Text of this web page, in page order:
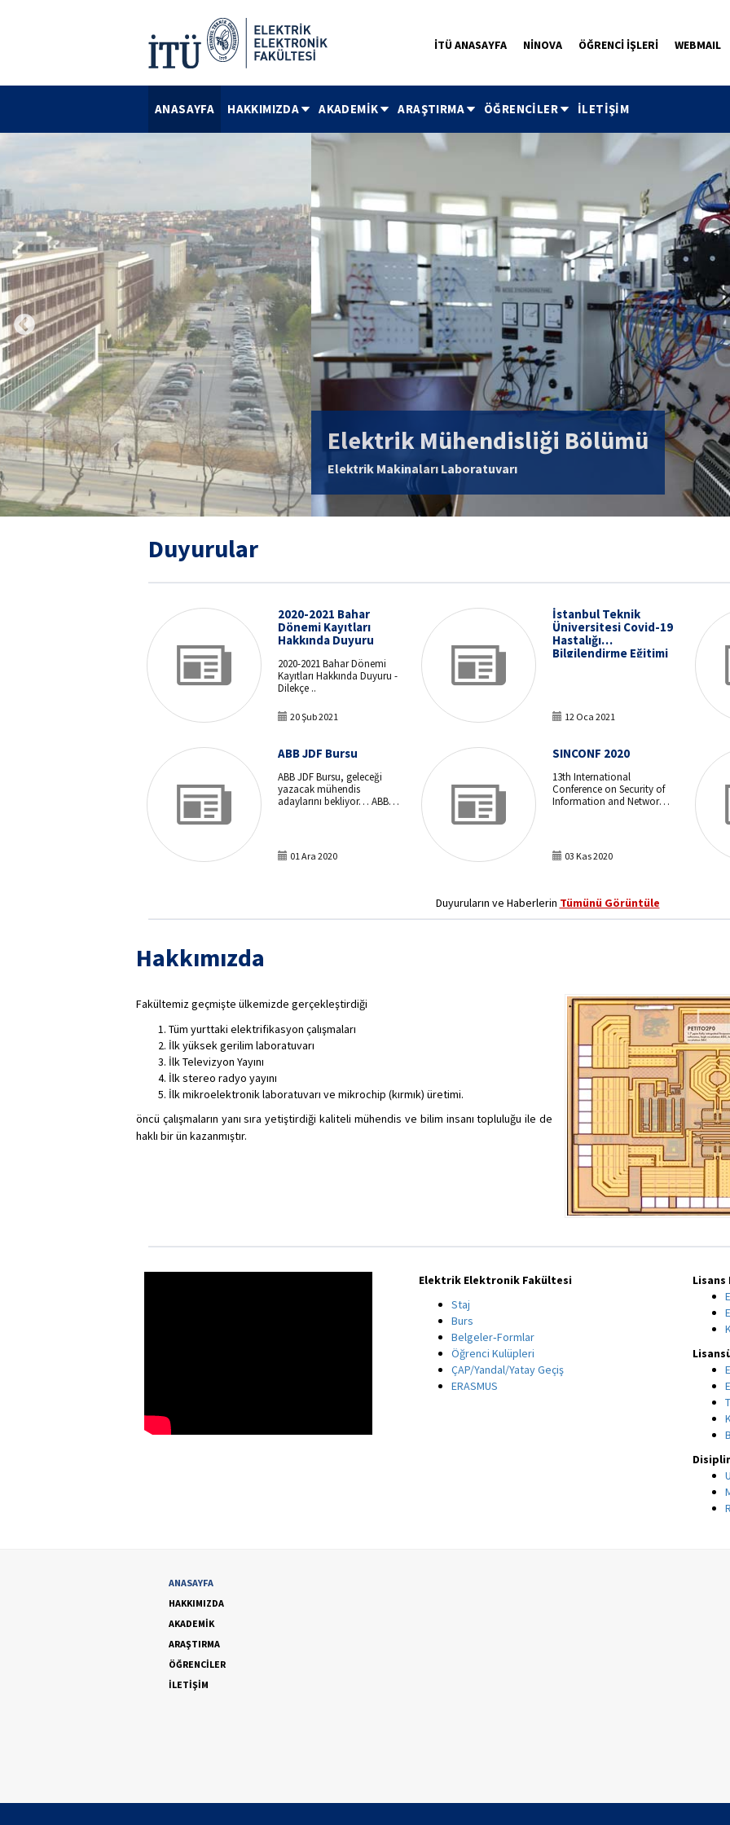
İTÜ ANASAYFA NİNOVA ÖĞRENCİ İŞLERİ WEBMAIL
ANASAYFA HAKKIMIZDA AKADEMİK ARAŞTIRMA ÖĞRENCİLER İLETİŞİM
Elektrik Mühendisliği Bölümü
Elektrik Makinaları Laboratuvarı
Duyurular
2020-2021 Bahar
Dönemi Kayıtları
Hakkında Duyuru
2020-2021 Bahar Dönemi
Kayıtları Hakkında Duyuru -
Dilekçe ..
20 Şub 2021
İstanbul Teknik
Üniversitesi Covid-19
Hastalığı
Bilgilendirme Eğitimi
12 Oca 2021
ABB JDF Bursu
ABB JDF Bursu, geleceği
yazacak mühendis
adaylarını bekliyor… ABB,
olanağı sağlıyor.
01 Ara 2020
SINCONF 2020
13th International
Conference on Security of
Information and Networks
03 Kas 2020
Duyuruların ve Haberlerin Tümünü Görüntüle
Hakkımızda
Fakültemiz geçmişte ülkemizde gerçekleştirdiği
Tüm yurttaki elektrifikasyon çalışmaları
İlk yüksek gerilim laboratuvarı
İlk Televizyon Yayını
İlk stereo radyo yayını
İlk mikroelektronik laboratuvarı ve mikro­chip (kırmık) üretimi.
öncü çalışmaların yanı sıra yetiştirdiği kaliteli mühendis ve bilim insanı topluluğu ile de
haklı bir ün kazanmıştır.
Elektrik Elektronik Fakültesi
Staj
Burs
Belgeler‑Formlar
Öğrenci Kulüpleri
ÇAP/Yandal/Yatay Geçiş
ERASMUS
Lisans
ANASAYFA
HAKKIMIZDA
AKADEMİK
ARAŞTIRMA
ÖĞRENCİLER
İLETİŞİM